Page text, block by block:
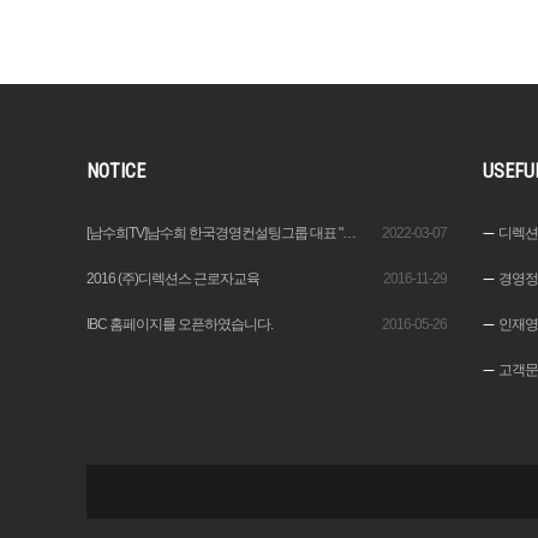
NOTICE
[남수희TV]남수희 한국경영컨설팅그룹 대표 "변화속에서 기회를 창출하는 이가 기업가“ 2022-03-07
2016 (주)디렉션스 근로자교육 2016-11-29
IBC 홈페이지를 오픈하였습니다. 2016-05-26
디렉
경영
인재
고객